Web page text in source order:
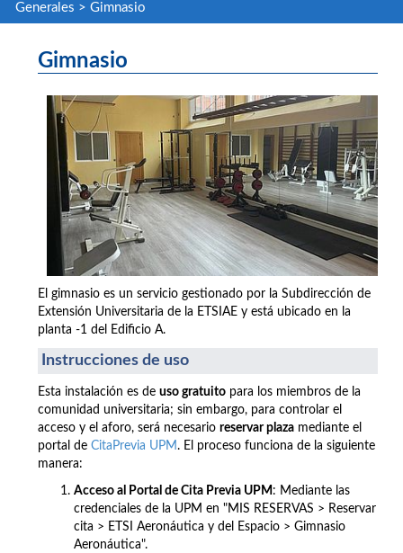
Generales > Gimnasio
Gimnasio
El gimnasio es un servicio gestionado por la Subdirección de
Extensión Universitaria de la ETSIAE y está ubicado en la
planta -1 del Edificio A.
Instrucciones de uso
Esta instalación es de uso gratuito para los miembros de la
comunidad universitaria; sin embargo, para controlar el
acceso y el aforo, será necesario reservar plaza mediante el
portal de CitaPrevia UPM. El proceso funciona de la siguiente
manera:
Acceso al Portal de Cita Previa UPM : Mediante las
credenciales de la UPM en "MIS RESERVAS > Reservar
cita > ETSI Aeronáutica y del Espacio > Gimnasio
Aeronáutica".